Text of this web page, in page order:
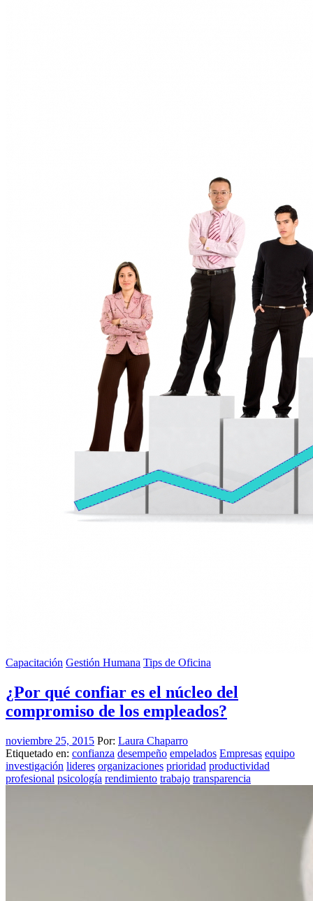
Capacitación Gestión Humana Tips de Oficina
¿Por qué confiar es el núcleo del
compromiso de los empleados?
noviembre 25, 2015 Por: Laura Chaparro
Etiquetado en: confianza desempeño empelados Empresas equipo
investigación lideres organizaciones prioridad productividad
profesional psicología rendimiento trabajo transparencia